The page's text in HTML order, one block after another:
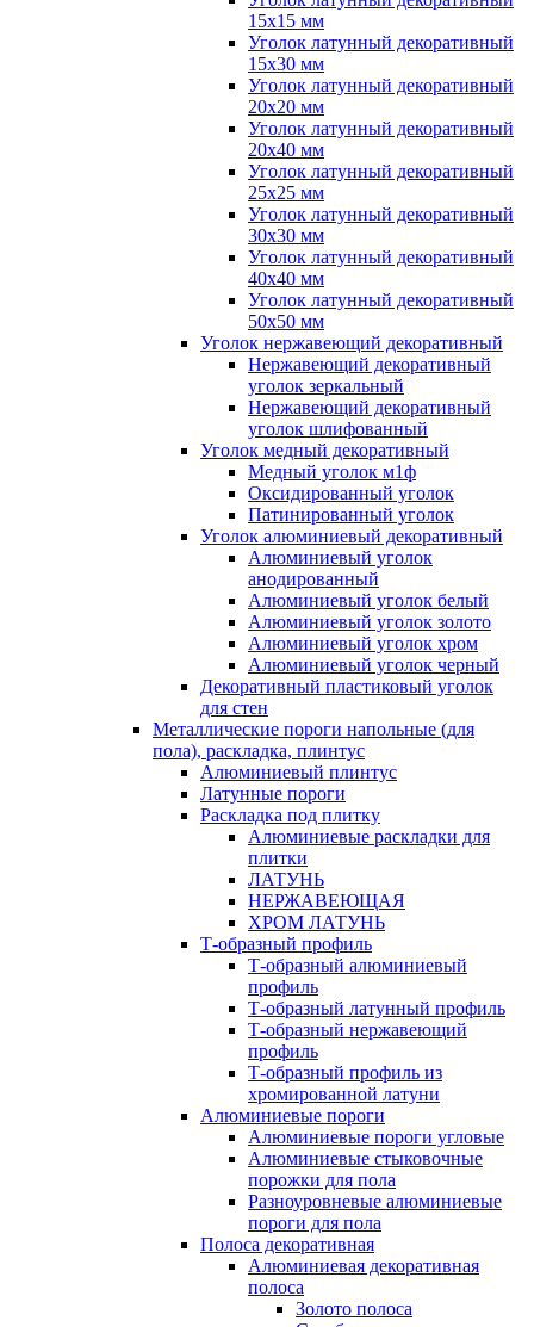
15x15 мм
Уголок латунный декоративный
15x30 мм
Уголок латунный декоративный
20x20 мм
Уголок латунный декоративный
20x40 мм
Уголок латунный декоративный
25x25 мм
Уголок латунный декоративный
30x30 мм
Уголок латунный декоративный
40x40 мм
Уголок латунный декоративный
50x50 мм
Уголок нержавеющий декоративный
Нержавеющий декоративный
уголок зеркальный
Нержавеющий декоративный
уголок шлифованный
Уголок медный декоративный
Медный уголок м1ф
Оксидированный уголок
Патинированный уголок
Уголок алюминиевый декоративный
Алюминиевый уголок
анодированный
Алюминиевый уголок белый
Алюминиевый уголок золото
Алюминиевый уголок хром
Алюминиевый уголок черный
Декоративный пластиковый уголок
для стен
Металлические пороги напольные (для
пола), раскладка, плинтус
Алюминиевый плинтус
Латунные пороги
Раскладка под плитку
Алюминиевые раскладки для
плитки
ЛАТУНЬ
НЕРЖАВЕЮЩАЯ
ХРОМ ЛАТУНЬ
Т-образный профиль
Т-образный алюминиевый
профиль
Т-образный латунный профиль
Т-образный нержавеющий
профиль
Т-образный профиль из
хромированной латуни
Алюминиевые пороги
Алюминиевые пороги угловые
Алюминиевые стыковочные
порожки для пола
Разноуровневые алюминиевые
пороги для пола
Полоса декоративная
Алюминиевая декоративная
полоса
Золото полоса